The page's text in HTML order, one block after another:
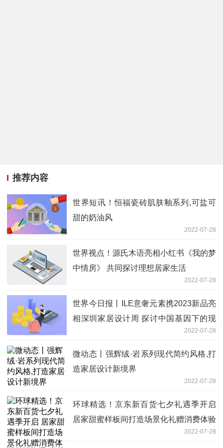
推荐内容
世界短讯！恒福瓷砖肌肤釉系列,可盐可
甜的奶油风
2022-07-28
世界视点！源氏木语亮相小红书《我的梦
中情房》 共同探讨理想居家生活
2022-07-28
世界今日报丨ILE意奢元素携2023新品亮
相深圳家居设计周 探讨中国基因下的现
2022-07-28
微动态丨强辉绒·岩系列现代简约风格,打
造家居设计新境界
2022-07-28
环球精选！京东新百货七夕礼遇季开启
居家甜蜜样板间打造场景化礼赠消费体验
2022-07-28